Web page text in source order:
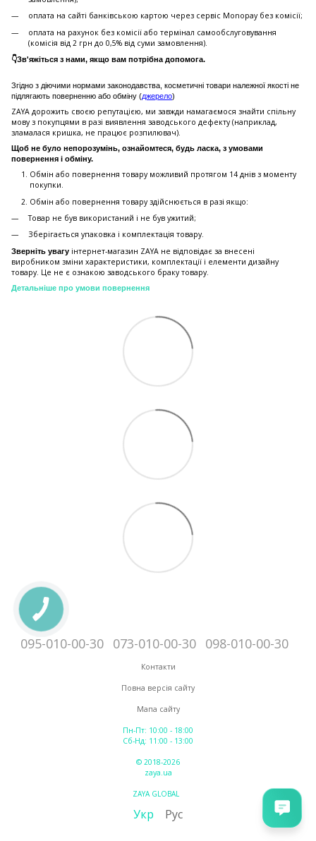
оплата на сайті банківською картою через сервіс Monopay без комісії;
оплата на рахунок без комісії або термінал самообслуговування
(комісія від 2 грн до 0,5% від суми замовлення).
👇Зв'яжіться з нами, якщо вам потрібна допомога.
Згідно з діючими нормами законодавства, косметичні товари належної якості не
підлягають поверненню або обміну (джерело)
ZAYA дорожить своєю репутацією, ми завжди намагаємося знайти спільну
мову з покупцями в разі виявлення заводського дефекту (наприклад,
зламалася кришка, не працює розпилювач).
Щоб не було непорозумінь, ознайомтеся, будь ласка, з умовами
повернення і обміну.
Обмін або повернення товару можливий протягом 14 днів з моменту
покупки.
Обмiн або повернення товару здійснюється в разі якщо:
Товар не був використаний і не був ужитий;
Зберiгається упаковка і комплектація товару.
Зверніть увагу інтернет-магазин ZAYA не відповідає за внесені
виробником зміни характеристики, комплектації і елементи дизайну
товару. Це не є ознакою заводського браку товару.
Детальніше про умови повернення
095-010-00-30 073-010-00-30 098-010-00-30
Контакти
Повна версія сайту
Мапа сайту
Пн-Пт: 10:00 - 18:00
Сб-Нд: 11:00 - 13:00
© 2018-2026
zaya.ua
ZAYA GLOBAL
Укр Рус